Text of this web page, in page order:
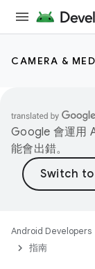
CAMERA &
Google 會運用
能會出錯。
Android Developers
指南